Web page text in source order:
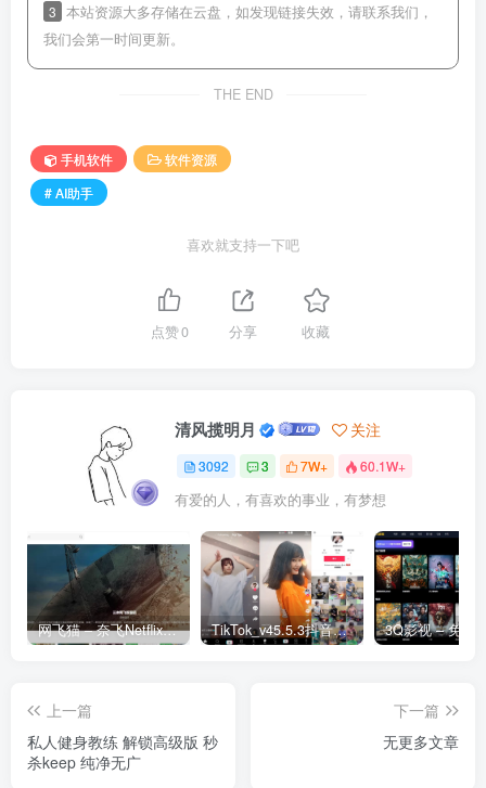
3 本站资源大多存储在云盘，如发现链接失效，请联系我们，
我们会第一时间更新。
THE END
手机软件
软件资源
# AI助手
喜欢就支持一下吧
点赞0 分享 收藏
清风揽明月 关注
3092 3 7W+ 60.1W+
有爱的人，有喜欢的事业，有梦想
网飞猫 – 奈飞Netflix免费看 TikTok_v45.5.3抖音国际版_免拔卡解锁全球版
上一篇
私人健身教练 解锁高级版 秒
杀keep 纯净无广
下一篇
无更多文章